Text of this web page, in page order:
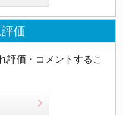
価
評価・コメントするこ